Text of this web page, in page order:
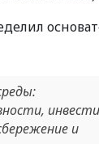
и